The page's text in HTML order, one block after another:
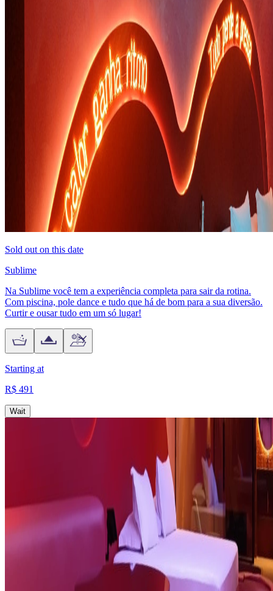
Sold out on this date
Sublime
Na Sublime você tem a experiência completa para sair da rotina.
Com piscina, pole dance e tudo que há de bom para a sua diversão.
Curtir e ousar tudo em um só lugar!
Starting at
R$ 491
Wait